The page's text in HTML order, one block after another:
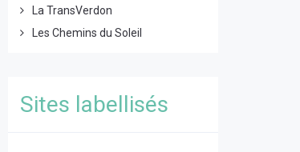
La TransVerdon
Les Chemins du Soleil
Sites labellisés